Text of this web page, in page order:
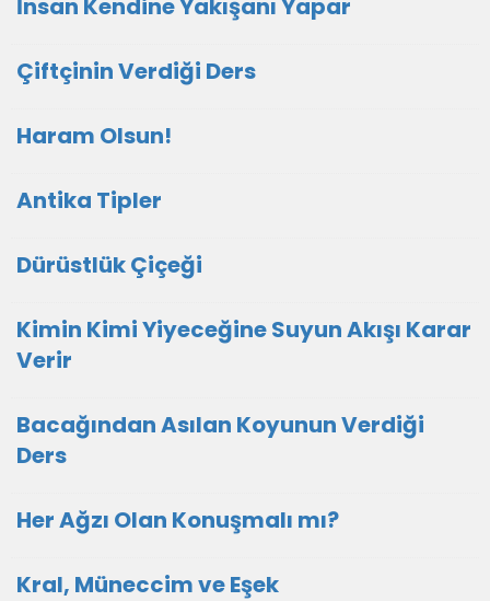
İnsan Kendine Yakışanı Yapar
Çiftçinin Verdiği Ders
Haram Olsun!
Antika Tipler
Dürüstlük Çiçeği
Kimin Kimi Yiyeceğine Suyun Akışı Karar
Verir
Bacağından Asılan Koyunun Verdiği
Ders
Her Ağzı Olan Konuşmalı mı?
Kral, Müneccim ve Eşek